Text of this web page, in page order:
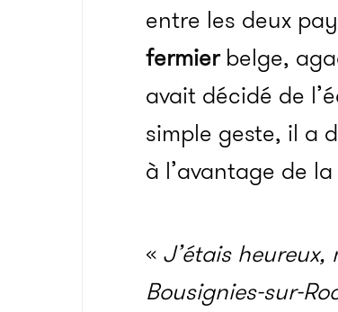
entre les deux
fermierbelge,
avait décidé de
simple geste, il a
à l’avantage de
« J’étais
Bousignies-sur-